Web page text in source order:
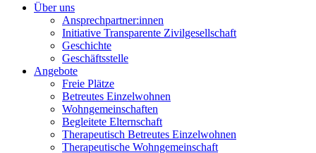
Über uns
Ansprechpartner:innen
Initiative Transparente Zivilgesellschaft
Geschichte
Geschäftsstelle
Angebote
Freie Plätze
Betreutes Einzelwohnen
Wohngemeinschaften
Begleitete Elternschaft
Therapeutisch Betreutes Einzelwohnen
Therapeutische Wohngemeinschaft